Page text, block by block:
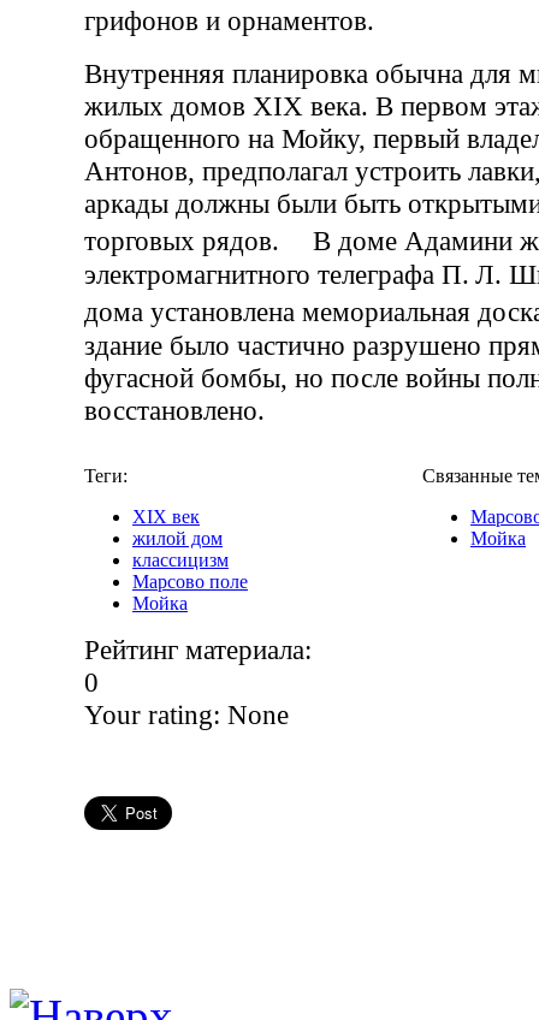
грифонов и орнаментов.
Внутренняя планировка обычна для
жилых домов XIX века. В первом
обращенного на Мойку, первый
Антонов, предполагал устроить
аркады должны были быть
торговых рядов. В доме Адамини
электромагнитного телеграфа П. Л.
дома установлена мемориальная
здание было частично разрушено
фугасной бомбы, но после войны
восстановлено.
Теги:
XIX век
жилой дом
классицизм
Марсово поле
Мойка
Связанные
Мойка
Рейтинг материала:
0
Your rating: None